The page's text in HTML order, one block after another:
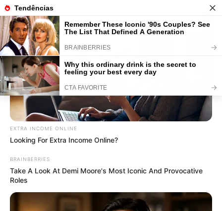
36 Modelos de Embalagem para
Presente Criativas e Baratas
EXTRA INCOME ONLINE
Looking For Extra Income Online?
BRAINBERRIES
Take A Look At Demi Moore's Most Iconic And Provocative
Roles
Save